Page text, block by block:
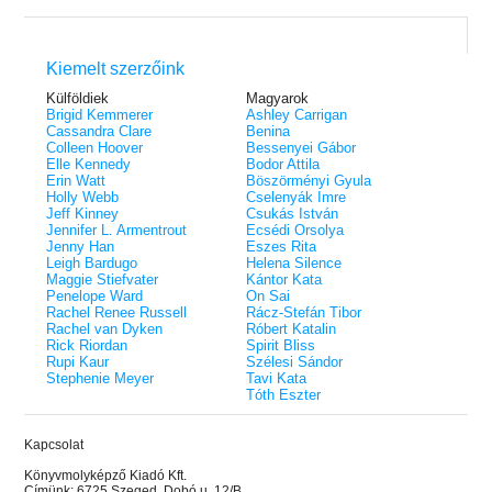
Kiemelt szerzőink
Külföldiek
Brigid Kemmerer
Cassandra Clare
Colleen Hoover
Elle Kennedy
Erin Watt
Holly Webb
Jeff Kinney
Jennifer L. Armentrout
Jenny Han
Leigh Bardugo
Maggie Stiefvater
Penelope Ward
Rachel Renee Russell
Rachel van Dyken
Rick Riordan
Rupi Kaur
Stephenie Meyer
Magyarok
Ashley Carrigan
Benina
Bessenyei Gábor
Bodor Attila
Böszörményi Gyula
Cselenyák Imre
Csukás István
Ecsédi Orsolya
Eszes Rita
Helena Silence
Kántor Kata
On Sai
Rácz-Stefán Tibor
Róbert Katalin
Spirit Bliss
Szélesi Sándor
Tavi Kata
Tóth Eszter
Kapcsolat
Könyvmolyképző Kiadó Kft.